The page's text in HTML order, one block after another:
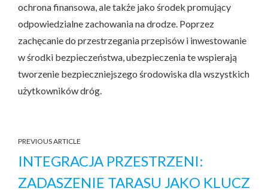
ochrona finansowa, ale także jako środek promujący
odpowiedzialne zachowania na drodze. Poprzez
zachęcanie do przestrzegania przepisów i inwestowanie
w środki bezpieczeństwa, ubezpieczenia te wspierają
tworzenie bezpieczniejszego środowiska dla wszystkich
użytkowników dróg.
PREVIOUS ARTICLE
INTEGRACJA PRZESTRZENI:
ZADASZENIE TARASU JAKO KLUCZ